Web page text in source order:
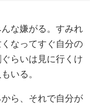
な嫌がる。すみれ
なってすぐ自分の
らいは見に行くけ
いる。
ら、それで自分が